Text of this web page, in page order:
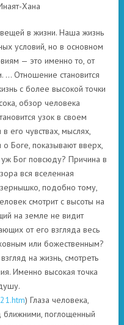
Хана
в жизни. Наша жизнь
условий, но в основном
— это именно то, от
… Отношение становится
с более высокой точки
обзор человека
узок в своем
его чувствах, мыслях,
о Боге, показывают вверх,
Бог повсюду? Причина в
вся вселенная
подобно тому,
смотрит с высоты на
на земле не видит
от его взгляда весь
или божественным?
на жизнь, смотреть
Именно высокая точка
) Глаза человека,
ближними, поглощенный